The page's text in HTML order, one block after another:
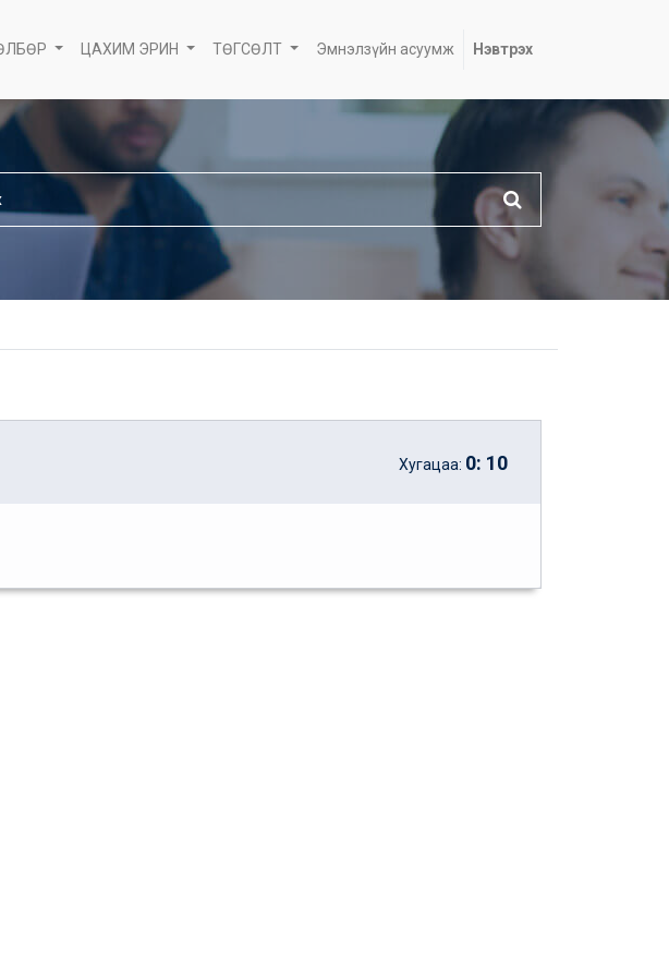
ЦАХИМ ЭРИН ТӨГСӨЛТ Эмнэлзүйн асуумж Нэвтрэх
Хугацаа: 0: 10